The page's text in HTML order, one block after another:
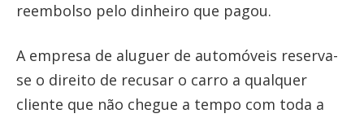
reembolso pelo dinheiro que pagou.
A empresa de aluguer de automóveis reserva-
se o direito de recusar o carro a qualquer
cliente que não chegue a tempo com toda a